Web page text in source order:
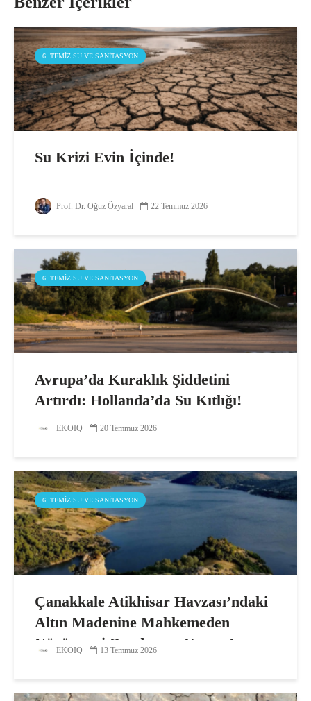
6. TEMIZ SU VE SANITASYON
Su Krizi Evin İçinde!
Prof. Dr. Oğuz Özyaral 22 Temmuz 2026
6. TEMIZ SU VE SANITASYON
Avrupa’da Kuraklık Şiddetini
Artırdı: Hollanda’da Su Kıtlığı!
EKOIQ 20 Temmuz 2026
6. TEMIZ SU VE SANITASYON
Çanakkale Atikhisar Havzası’ndaki
Altın Madenine Mahkemeden
Yürütmeyi Durdurma Kararı!
EKOIQ 13 Temmuz 2026